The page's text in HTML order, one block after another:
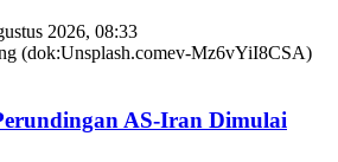
2026, 08:33
AS-Iran Dimulai